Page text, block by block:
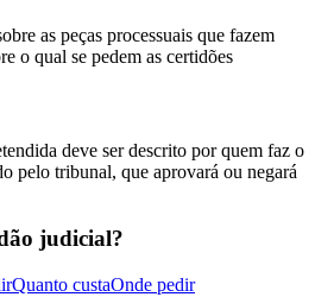
as peças processuais que fazem
o qual se pedem as certidões
deve ser descrito por quem faz o
pelo tribunal, que aprovará ou negará
judicial?
Quanto custaOnde pedir